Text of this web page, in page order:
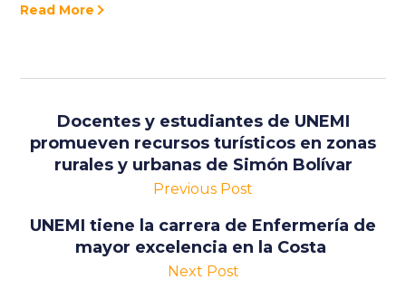
Read More
Docentes y estudiantes de UNEMI
promueven recursos turísticos en zonas
rurales y urbanas de Simón Bolívar
Previous Post
UNEMI tiene la carrera de Enfermería de
mayor excelencia en la Costa
Next Post